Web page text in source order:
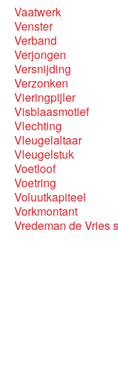
Vaatwerk
Venster
Verband
Verjongen
Versnijding
Verzonken
Vieringpijler
Visblaasmotief
Vlechting
Vleugelaltaar
Vleugelstuk
Voetloof
Voetring
Voluutkapiteel
Vorkmontant
Vredeman de Vries